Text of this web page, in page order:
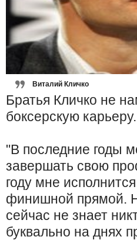
Виталий Кличко
Братья Кличко не
боксерскую карьеру.
"В последние годы
завершать свою
году мне
финишной прямой.
сейчас не знает
буквально на днях